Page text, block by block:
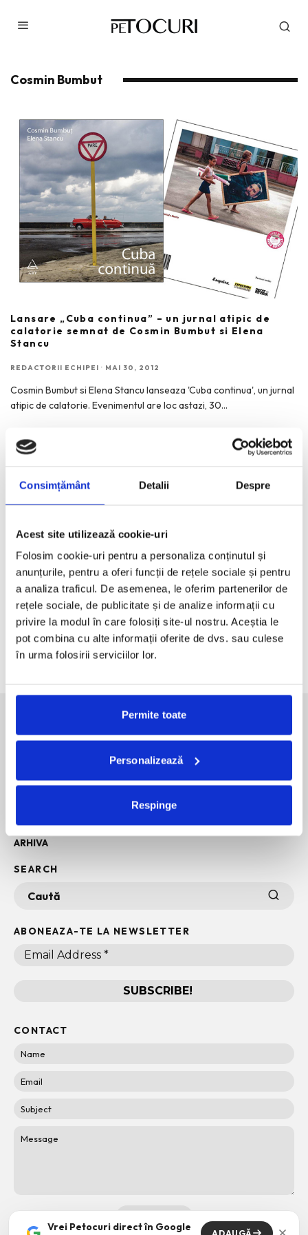
Consimțământ Detalii Despre
Acest site utilizează cookie-uri
Folosim cookie-uri pentru a personaliza conținutul și
anunțurile, pentru a oferi funcții de rețele sociale și pentru
a analiza traficul. De asemenea, le oferim partenerilor de
rețele sociale, de publicitate și de analize informații cu
privire la modul în care folosiți site-ul nostru. Aceștia le
pot combina cu alte informații oferite de dvs. sau culese
în urma folosirii serviciilor lor.
Permite toate
Personalizează
Respinge
Cosmin Bumbut
Lansare „Cuba continua” – un jurnal atipic de
calatorie semnat de Cosmin Bumbut si Elena
Stancu
REDACTORII ECHIPEI · MAI 30, 2012
Cosmin Bumbut si Elena Stancu lanseaza 'Cuba continua', un jurnal
atipic de calatorie. Evenimentul are loc astazi, 30...
RECENT POSTS
Le Bonheur by Jacquemus. Vara transpusa intr-o colectie
Transilvania | Extravaganza. Lucrarile lui Stefan Caltia,
expuse la Sibiu.
CHANEL Rouge Coco Hydra Gloss
Rochii de vara, elegante, casual, de vacanta. Inspiratie
pentru 2026.
Bucurestiul pe harta globala a Mercedes-Benz
POLITICA DE CONFIDENTIALITATE
INFO + TERMENI SI CONDITII
POLITICA DE COOKIES
ARHIVA
SEARCH
ABONEAZA-TE LA NEWSLETTER
CONTACT
Vrei Petocuri direct în Google
ADAUGĂ